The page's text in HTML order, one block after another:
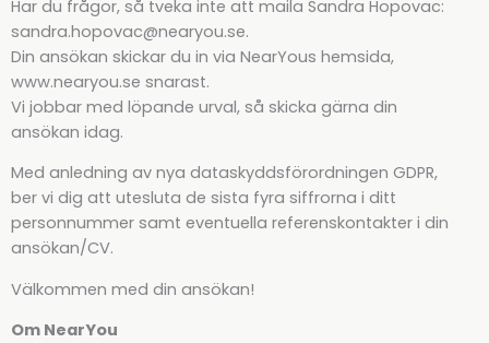
Har du frågor, så tveka inte att maila Sandra Hopovac:
sandra.hopovac@nearyou.se.
Din ansökan skickar du in via NearYous hemsida,
www.nearyou.se snarast.
Vi jobbar med löpande urval, så skicka gärna din
ansökan idag.
Med anledning av nya dataskyddsförordningen GDPR,
ber vi dig att utesluta de sista fyra siffrorna i ditt
personnummer samt eventuella referenskontakter i din
ansökan/CV.
Välkommen med din ansökan!
Om NearYou